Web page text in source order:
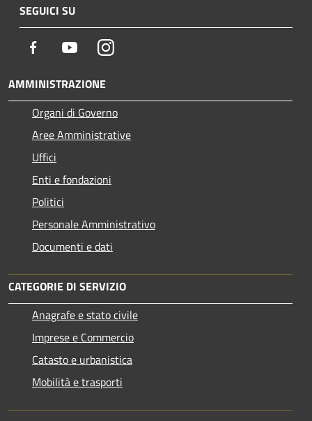
SEGUICI SU
Facebook YoutubeInstagram
AMMINISTRAZIONE
Organi di Governo
Aree Amministrative
Uffici
Enti e fondazioni
Politici
Personale Amministrativo
Documenti e dati
CATEGORIE DI SERVIZIO
Anagrafe e stato civile
Imprese e Commercio
Catasto e urbanistica
Mobilità e trasporti